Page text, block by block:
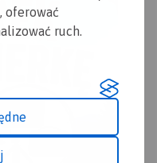
oferować
ruch.